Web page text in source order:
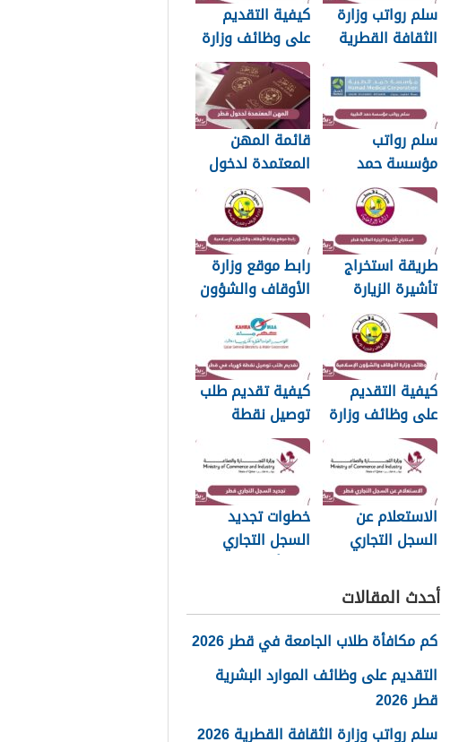
سلم رواتب وزارة
الثقافة القطرية
2026
كيفية التقديم
على وظائف وزارة
الثقافة في قطر
2026
سلم رواتب
مؤسسة حمد
الطبية 2026
قائمة المهن
المعتمدة لدخول
قطر 2026
طريقة استخراج
تأشيرة الزيارة
العائلية في قطر
2026
رابط موقع وزارة
الأوقاف والشؤون
الإسلامية
islam.gov.qa
كيفية التقديم
على وظائف وزارة
الأوقاف والشؤون
الإسلامية قطر
2026
كيفية تقديم طلب
توصيل نقطة
كهرباء في قطر
2026
الاستعلام عن
السجل التجاري
خطوات تجديد
السجل التجاري
قطر أون لاين
أحدث المقالات
كم مكافأة طلاب الجامعة في قطر 2026
التقديم على وظائف الموارد البشرية
قطر 2026
سلم رواتب وزارة الثقافة القطرية 2026